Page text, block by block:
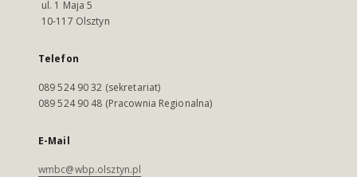
ul. 1 Maja 5
10-117 Olsztyn
Telefon
089 524 90 32 (sekretariat)
089 524 90 48 (Pracownia Regionalna)
E-Mail
wmbc@wbp.olsztyn.pl